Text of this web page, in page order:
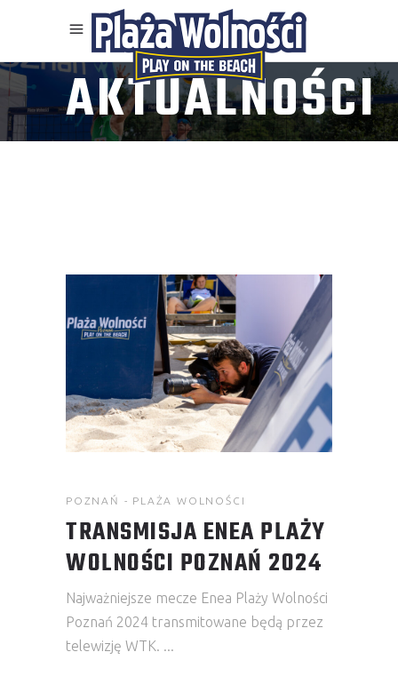
AKTUALNOŚCI
POZNAŃ - PLAŻA WOLNOŚCI
TRANSMISJA ENEA PLAŻY
WOLNOŚCI POZNAŃ 2024
Najważniejsze mecze Enea Plaży Wolności
Poznań 2024 transmitowane będą przez
telewizję WTK.